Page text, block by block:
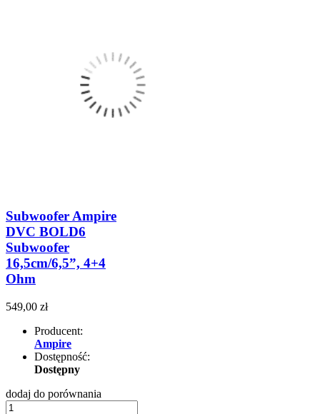
Subwoofer Ampire
DVC BOLD6
Subwoofer
16,5cm/6,5”, 4+4
Ohm
549,00 zł
Producent:
Ampire
Dostępność:
Dostępny
dodaj do porównania